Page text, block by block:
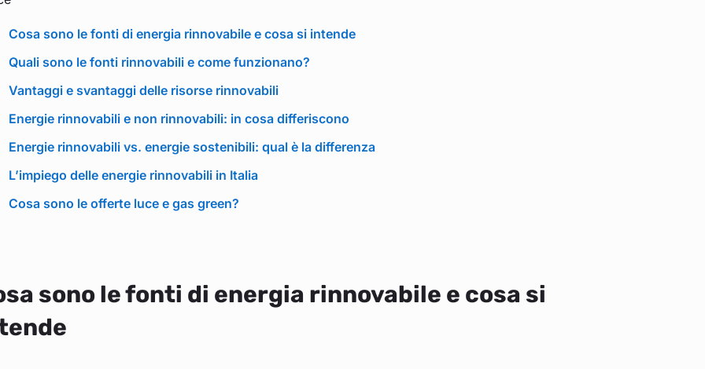
Cosa sono le fonti di energia rinnovabile e cosa si intende
Quali sono le fonti rinnovabili e come funzionano?
Vantaggi e svantaggi delle risorse rinnovabili
Energie rinnovabili e non rinnovabili: in cosa differiscono
Energie rinnovabili vs. energie sostenibili: qual è la differenza
L’impiego delle energie rinnovabili in Italia
Cosa sono le offerte luce e gas green?
sono le fonti di energia rinnovabile e cosa si